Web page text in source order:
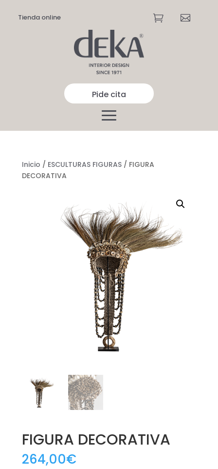
Tienda online  
Pide cita
Inicio / ESCULTURAS FIGURAS/ FIGURA
DECORATIVA
FIGURA DECORATIVA
264,00€